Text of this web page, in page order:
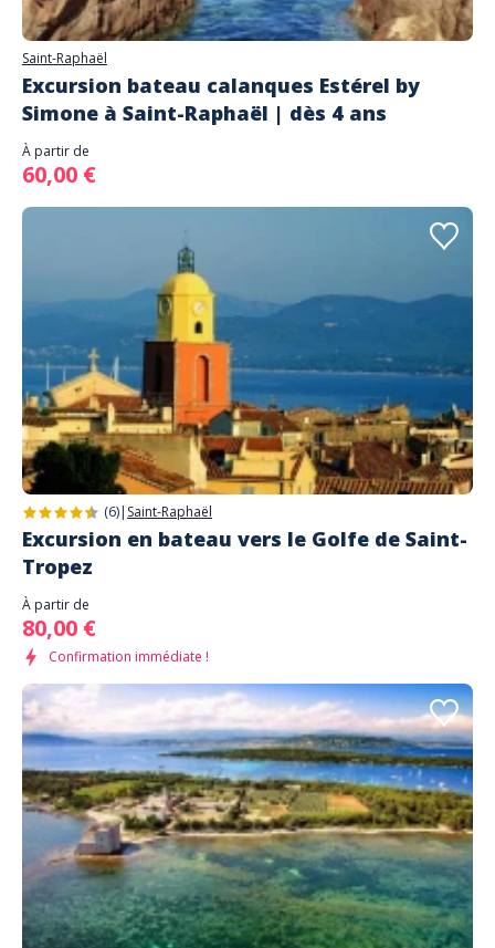
Saint-Raphaël
Excursion bateau calanques Estérel by
Simone à Saint-Raphaël | dès 4 ans
À partir de
60,00 €
(6)| Saint-Raphaël
Excursion en bateau vers le Golfe de Saint-
Tropez
À partir de
80,00 €
Confirmation immédiate !